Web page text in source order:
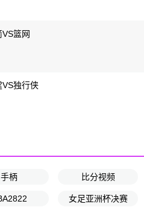
篮网
独行侠
手柄 比分视频
女足亚洲杯决赛